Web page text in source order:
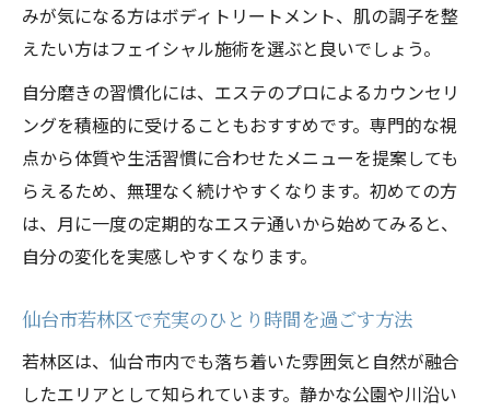
みが気になる方はボディトリートメント、肌の調子を整
えたい方はフェイシャル施術を選ぶと良いでしょう。
自分磨きの習慣化には、エステのプロによるカウンセリ
ングを積極的に受けることもおすすめです。専門的な視
点から体質や生活習慣に合わせたメニューを提案しても
らえるため、無理なく続けやすくなります。初めての方
は、月に一度の定期的なエステ通いから始めてみると、
自分の変化を実感しやすくなります。
仙台市若林区で充実のひとり時間を過ごす方法
若林区は、仙台市内でも落ち着いた雰囲気と自然が融合
したエリアとして知られています。静かな公園や川沿い